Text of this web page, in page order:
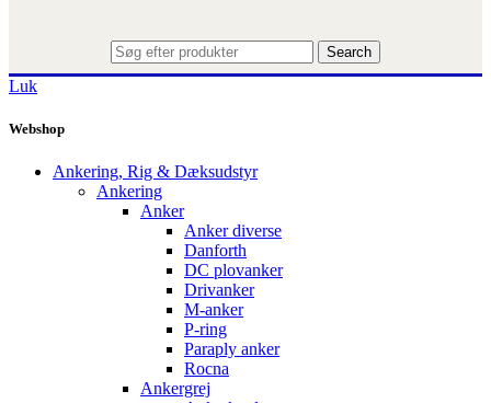
Search
Luk
Webshop
Ankering, Rig & Dæksudstyr
Ankering
Anker
Anker diverse
Danforth
DC plovanker
Drivanker
M-anker
P-ring
Paraply anker
Rocna
Ankergrej